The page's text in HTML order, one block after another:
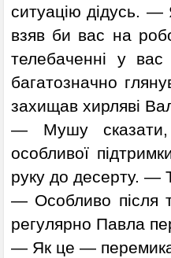
ситуацію дідусь.
взяв би вас на
телебаченні у
багатозначно
захищав хирляві
— Мушу сказати,
особливої
руку до десерту. —
— Особливо після
регулярно Павла
— Як це —